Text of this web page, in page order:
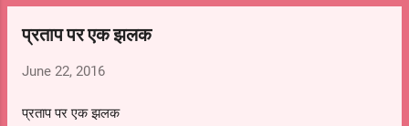
प्रताप पर एक झलक
June 22, 2016
प्रताप पर एक झलक